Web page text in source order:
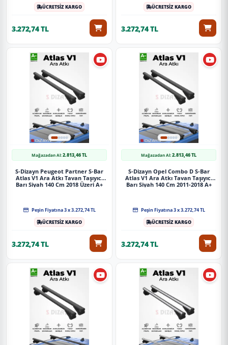
ÜCRETSİZ KARGO
3.272,74 TL
ÜCRETSİZ KARGO
3.272,74 TL
Mağazadan Al:2.813,46 TL
S-Dizayn Peugeot Partner S-Bar
Atlas V1 Ara Atkı Tavan Taşıyıcı
Barı Siyah 140 Cm 2018 Üzeri A+
Peşin Fiyatına 3 x 3.272,74 TL
ÜCRETSİZ KARGO
3.272,74 TL
Mağazadan Al:2.813,46 TL
S-Dizayn Opel Combo D S-Bar
Atlas V1 Ara Atkı Tavan Taşıyıcı
Barı Siyah 140 Cm 2011-2018 A+
Peşin Fiyatına 3 x 3.272,74 TL
ÜCRETSİZ KARGO
3.272,74 TL